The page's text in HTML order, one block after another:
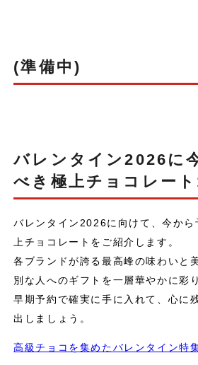
(準備中)
バレンタイン2026に
べき極上チョコレー
バレンタイン2026に向けて、今から
上チョコレートをご紹介します。
各ブランドが誇る最高峰の味わいと
別な人へのギフトを一層華やかに彩
早期予約で確実に手に入れて、心に
出しましょう。
高級チョコを集めたバレンタイン特